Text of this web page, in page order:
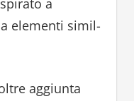
a
elementi simil-
aggiunta